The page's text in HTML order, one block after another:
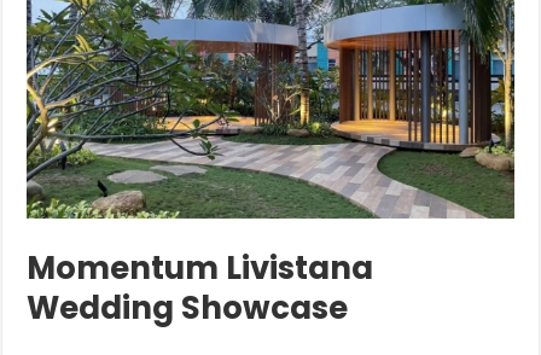
Momentum Livistana
Wedding Showcase